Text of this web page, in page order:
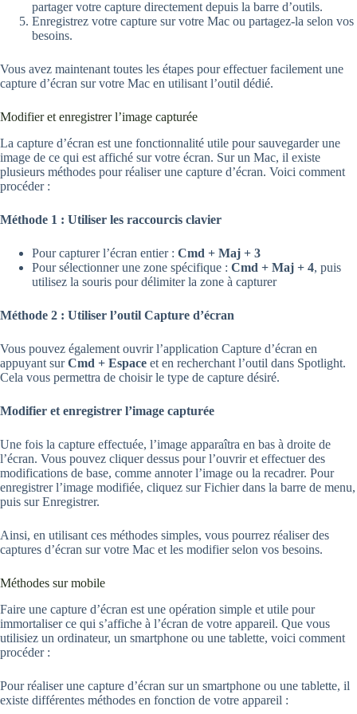
partager votre capture directement depuis la barre d’outils.
Enregistrez votre capture sur votre Mac ou partagez-la selon vos
besoins.
Vous avez maintenant toutes les étapes pour effectuer facilement une
capture d’écran sur votre Mac en utilisant l’outil dédié.
Modifier et enregistrer l’image capturée
La capture d’écran est une fonctionnalité utile pour sauvegarder une
image de ce qui est affiché sur votre écran. Sur un Mac, il existe
plusieurs méthodes pour réaliser une capture d’écran. Voici comment
procéder :
Méthode 1 : Utiliser les raccourcis clavier
Pour capturer l’écran entier : Cmd + Maj + 3
Pour sélectionner une zone spécifique : Cmd + Maj + 4, puis
utilisez la souris pour délimiter la zone à capturer
Méthode 2 : Utiliser l’outil Capture d’écran
Vous pouvez également ouvrir l’application Capture d’écran en
appuyant surCmd + Espace et en recherchant l’outil dans Spotlight.
Cela vous permettra de choisir le type de capture désiré.
Modifier et enregistrer l’image capturée
Une fois la capture effectuée, l’image apparaîtra en bas à droite de
l’écran. Vous pouvez cliquer dessus pour l’ouvrir et effectuer des
modifications de base, comme annoter l’image ou la recadrer. Pour
enregistrer l’image modifiée, cliquez sur Fichier dans la barre de menu,
puis sur Enregistrer.
Ainsi, en utilisant ces méthodes simples, vous pourrez réaliser des
captures d’écran sur votre Mac et les modifier selon vos besoins.
Méthodes sur mobile
Faire une capture d’écran est une opération simple et utile pour
immortaliser ce qui s’affiche à l’écran de votre appareil. Que vous
utilisiez un ordinateur, un smartphone ou une tablette, voici comment
procéder :
Pour réaliser une capture d’écran sur un smartphone ou une tablette, il
existe différentes méthodes en fonction de votre appareil :